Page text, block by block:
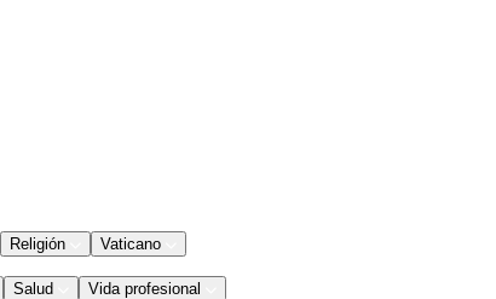
Religión Vaticano
Salud Vida profesional